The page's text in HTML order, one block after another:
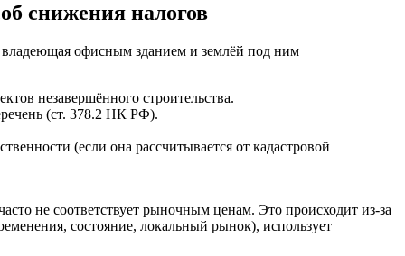
снижения налогов
офисным зданием и землёй под ним
незавершённого строительства.
(ст. 378.2 НК РФ).
(если она рассчитывается от кадастровой
не соответствует рыночным ценам. Это происходит из-за
состояние, локальный рынок), использует